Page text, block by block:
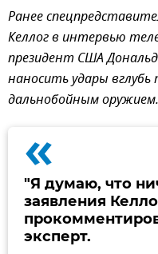
Ранее
Келлог в интервью
президент США
наносить удары
дальнобойным оружием.
«
"Я думаю, что
заявления
эксперт.